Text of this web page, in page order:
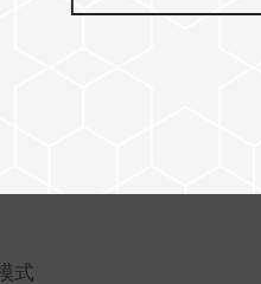
序介绍四大板厂的做法！
式